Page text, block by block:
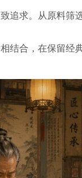
追求。从原料筛
结合，在保留经